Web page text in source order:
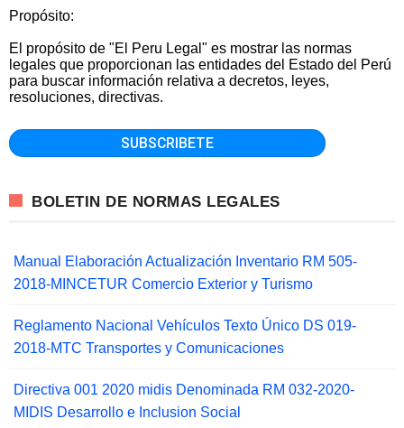
Propósito:
El propósito de "El Peru Legal" es mostrar las normas
legales que proporcionan las entidades del Estado del Perú
para buscar información relativa a decretos, leyes,
resoluciones, directivas.
BOLETIN DE NORMAS LEGALES
Manual Elaboración Actualización Inventario RM 505-
2018-MINCETUR Comercio Exterior y Turismo
Reglamento Nacional Vehículos Texto Único DS 019-
2018-MTC Transportes y Comunicaciones
Directiva 001 2020 midis Denominada RM 032-2020-
MIDIS Desarrollo e Inclusion Social